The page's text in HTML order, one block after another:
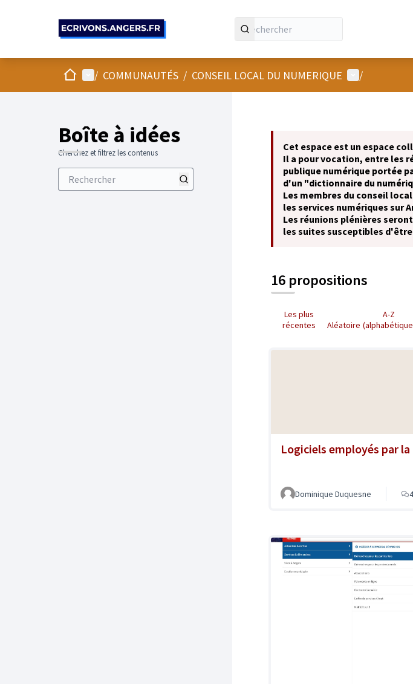
AccueilMenu principal
/ COMMUNAUTÉS / CONSEIL LOCAL DU NUMERIQUE Menu
/
Boîte à idées
Cherchez et filtrez les contenus
Cet espace est un espace
Il a pour vocation, entre les
publique numérique portée
d'un "dictionnaire du
Les membres du conseil
les services numériques sur
Les réunions plénières
les suites susceptibles
16 propositions
Les plus
récentes
Aléatoire
A-Z
Logiciels employés par
Dominique Duquesne 4